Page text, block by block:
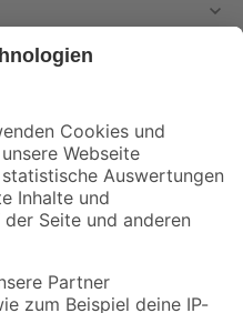
Aktionen mehr verpassen!